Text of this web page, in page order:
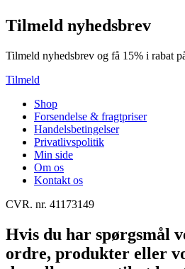
Tilmeld nyhedsbrev
Tilmeld nyhedsbrev og få 15% i rabat
Tilmeld
Shop
Forsendelse & fragtpriser
Handelsbetingelser
Privatlivspolitik
Min side
Om os
Kontakt os
CVR. nr. 41173149
Hvis du har spørgsmål
ordre, produkter eller